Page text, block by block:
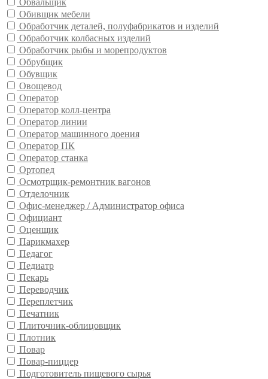
Обивщик мебели
Обработчик деталей, полуфабрикатов и изделий
Обработчик колбасных изделий
Обработчик рыбы и морепродуктов
Обрубщик
Обувщик
Овощевод
Оператор
Оператор колл-центра
Оператор линии
Оператор машинного доения
Оператор ПК
Оператор станка
Ортопед
Осмотрщик-ремонтник вагонов
Отделочник
Офис-менеджер / Администратор офиса
Официант
Оценщик
Парикмахер
Педагог
Педиатр
Пекарь
Переводчик
Переплетчик
Печатник
Плиточник-облицовщик
Плотник
Повар
Повар-пиццер
Подготовитель пищевого сырья